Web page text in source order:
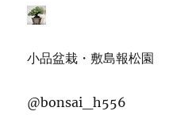
小品盆栽・敷島報松園
@bonsai_h556